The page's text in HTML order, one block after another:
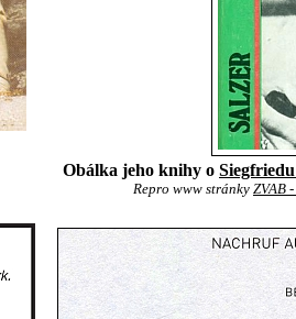
Obálka jeho knihy o
Repro www stránky ZVAB